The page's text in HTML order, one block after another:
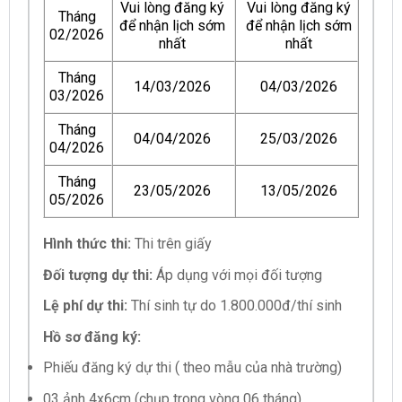
Tháng
02/2026
Vui lòng đăng ký
để nhận lịch sớm
nhất
Vui lòng đăng ký
để nhận lịch sớm
nhất
Tháng
03/2026
14/03/2026 04/03/2026
Tháng
04/2026
04/04/2026 25/03/2026
Tháng
05/2026
23/05/2026 13/05/2026
Hình thức thi: Thi trên giấy
Đối tượng dự thi: Áp dụng với mọi đối tượng
Lệ phí dự thi: Thí sinh tự do 1.800.000đ/thí sinh
Hồ sơ đăng ký:
Phiếu đăng ký dự thi ( theo mẫu của nhà trường)